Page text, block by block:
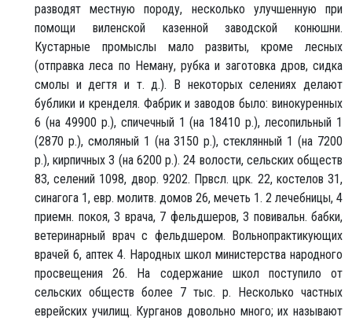
разводят местную породу, несколько улучшенную при
помощи виленской казенной заводской конюшни.
Кустарные промыслы мало развиты, кроме лесных
(отправка леса по Неману, рубка и заготовка дров, сидка
смолы и дегтя и т. д.). В некоторых селениях делают
бублики и кренделя. Фабрик и заводов было: винокуренных
6 (на 49900 р.), спичечный 1 (на 18410 р.), лесопильный 1
(2870 р.), смоляный 1 (на 3150 р.), стеклянный 1 (на 7200
р.), кирпичных 3 (на 6200 р.). 24 волости, сельских обществ
83, селений 1098, двор. 9202. Првсл. црк. 22, костелов 31,
синагога 1, евр. молитв. домов 26, мечеть 1. 2 лечебницы, 4
приемн. покоя, 3 врача, 7 фельдшеров, 3 повивальн. бабки,
ветеринарный врач с фельдшером. Вольнопрактикующих
врачей 6, аптек 4. Народных школ министерства народного
просвещения 26. На содержание школ поступило от
сельских обществ более 7 тыс. р. Несколько частных
еврейских училищ. Курганов довольно много; их называют